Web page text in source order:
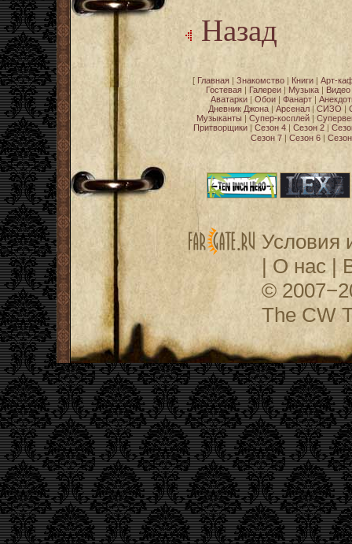
Назад
[ Главная| Знакомство| Книги| Арт-
Гостевая | Галереи | Музыка | Видео
Аватарки | Обои | Фанарт |
Дневник Джона| Арсенал| СИЗО |
Музыканты | Супер-косплей |
Притворщики | Сезон 4 | Сезон 2 |
Сезон 7| Сезон 6|
Условия
| О нас|
©
The CW